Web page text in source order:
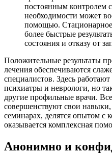
постоянным контролем
необходимости может
помощью. Стационарное
более быстрые
состояния и отказу от
Положительные результаты
лечения обеспечиваются
специалистов. Здесь
психиатры и неврологи, но
другие профильные врачи.
совершенствуют свои
семинарах, делятся опытом с
оказывается комплексная
Анонимно и